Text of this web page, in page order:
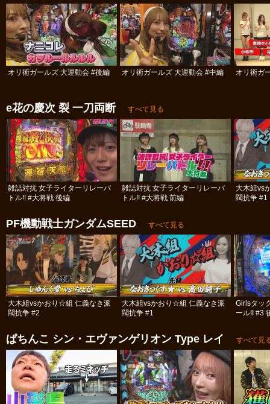
オリ術ガールズ 大運動会 #後編 オリ術ガールズ 大運動会 #中編 オリ術ガ
e花の慶次 裂 一刀両断 すべて見る
雑誌対抗 女子ライターリレーバ
トル!! #大将戦 後編
雑誌対抗 女子ライターリレーバ
トル!! #大将戦 前編
大木組vs
閥抗争 #1
PF機動戦士ガンダムSEED すべて見る
大木組vsかおり☆組 仁義なき派
閥抗争 #2
大木組vsかおり☆組 仁義なき派
閥抗争 #1
Girlsタッ
ールII #3
ぱちんこ シン・エヴァンゲリオン Type レイ すべて見